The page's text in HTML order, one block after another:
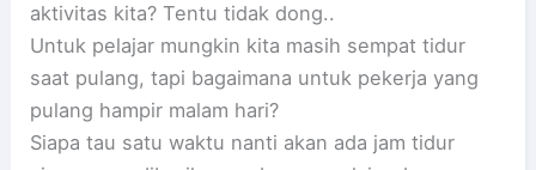
aktivitas kita? Tentu tidak dong..
Untuk pelajar mungkin kita masih sempat tidur
saat pulang, tapi bagaimana untuk pekerja yang
pulang hampir malam hari?
Siapa tau satu waktu nanti akan ada jam tidur